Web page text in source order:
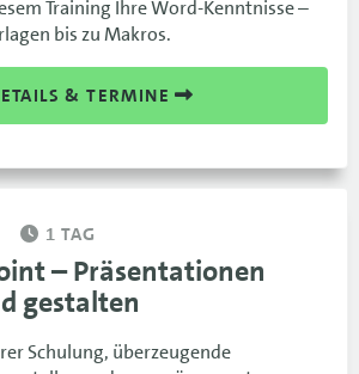
Training Ihre Word-Kenntnisse –
bis zu Makros.
& TERMINE
1 TAG
– Präsentationen
gestalten
Schulung, überzeugende